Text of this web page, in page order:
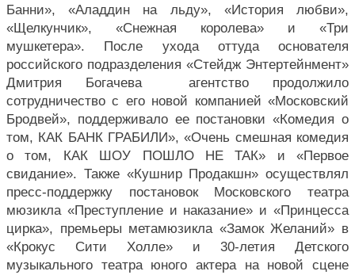
Банни», «Аладдин на льду», «История любви»,
«Щелкунчик», «Снежная королева» и «Три
мушкетера». После ухода оттуда основателя
российского подразделения «Стейдж Энтертейнмент»
Дмитрия Богачева  агентство продолжило
сотрудничество с его новой компанией «Московский
Бродвей», поддерживало ее постановки «Комедия о
том, КАК БАНК ГРАБИЛИ», «Очень смешная комедия
о том, КАК ШОУ ПОШЛО НЕ ТАК» и «Первое
свидание». Также «Кушнир Продакшн» осуществлял
пресс-поддержку постановок Московского театра
мюзикла «Преступление и наказание» и «Принцесса
цирка», премьеры метамюзикла «Замок Желаний» в
«Крокус Сити Холле» и 30-летия Детского
музыкального театра юного актера на новой сцене